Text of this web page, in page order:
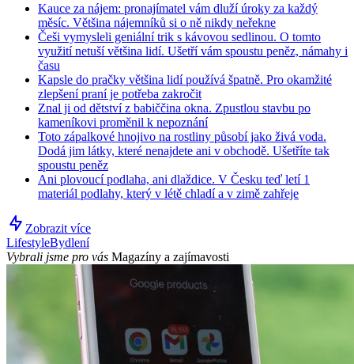
Kauce za nájem: pronajímatel vám dluží úroky za každý
měsíc. Většina nájemníků si o ně nikdy neřekne
Češi vymysleli geniální trik s kávovou sedlinou. O tomto
využití netuší většina lidí. Ušetří vám spoustu peněz, námahy i
času
Kapsle do pračky většina lidí používá špatně. Pro okamžité
zlepšení praní je potřeba zakročit
Znal ji od dětství z babiččina okna. Zpustlou stavbu po
kameníkovi proměnil k nepoznání
Toto zápalkové hnojivo na rostliny působí jako živá voda.
Dodá jim látky, které nenajdete ani v obchodě. Ušetříte tak
spoustu peněz
Ani plovoucí podlaha, ani dlaždice. V Česku teď letí 1
materiál podlahy, který v létě chladí a v zimě zahřeje
Zobrazit více
LifestyleBydlení
Vybrali jsme pro vás Magazíny a zajímavosti